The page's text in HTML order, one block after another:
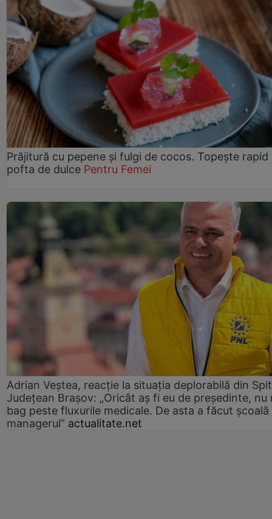
Prăjitură cu pepene şi fulgi de cocos. Topește rapid
pofta de dulce Pentru Femei
Adrian Veștea, reacție la situația deplorabilă din
Județean Brașov: „Oricât aș fi eu de președinte, nu
bag peste fluxurile medicale. De asta a făcut școală
managerul” actualitate.net